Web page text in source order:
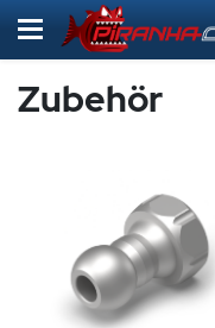
Zubehör